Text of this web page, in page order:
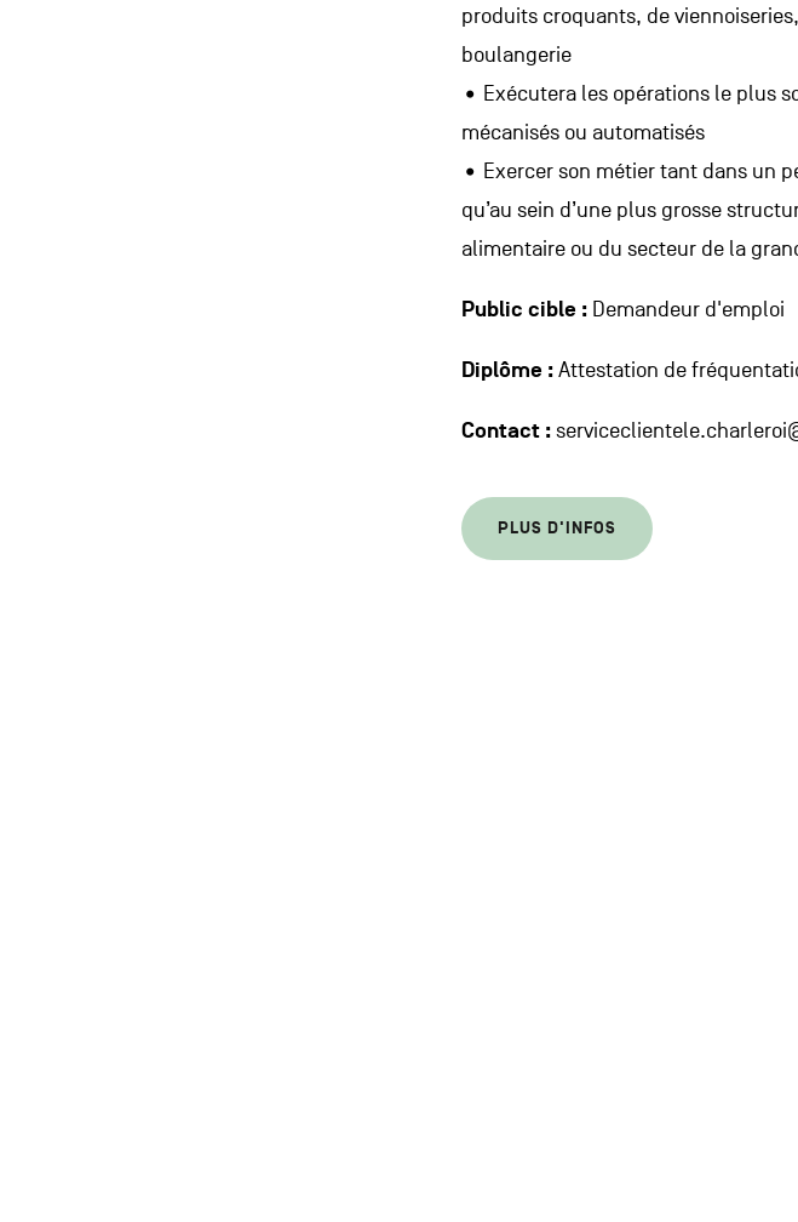
produits croquants, de
boulangerie
• Exécutera les opérations le plus
mécanisés ou automatisés
• Exercer son métier tant dans un
qu’au sein d’une plus grosse
alimentaire ou du secteur de la
Public cible : Demandeur d'emploi
Diplôme :Attestation de
Contact :
PLUS D'INFOS